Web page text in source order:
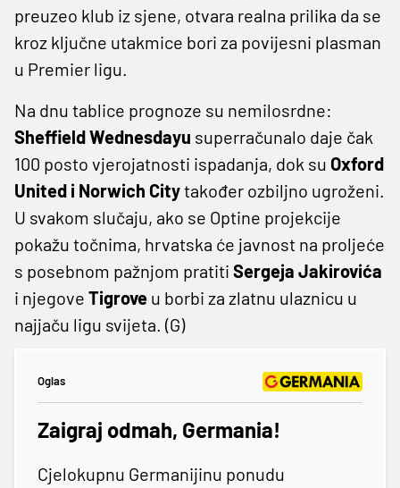
preuzeo klub iz sjene, otvara realna prilika da se
kroz ključne utakmice bori za povijesni plasman
u Premier ligu.
Na dnu tablice prognoze su nemilosrdne:
Sheffield Wednesdayu superračunalo daje čak
100 posto vjerojatnosti ispadanja, dok su Oxford
United i Norwich Citytakođer ozbiljno ugroženi.
U svakom slučaju, ako se Optine projekcije
pokažu točnima, hrvatska će javnost na proljeće
s posebnom pažnjom pratiti Sergeja Jakirovića
i njegove Tigrove u borbi za zlatnu ulaznicu u
najjaču ligu svijeta. (G)
Oglas
Zaigraj odmah, Germania!
Cjelokupnu Germanijinu ponudu